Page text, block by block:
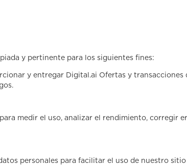
y pertinente para los siguientes fines:
y entregar Digital.ai Ofertas y transacciones
medir el uso, analizar el rendimiento, corregir
personales para facilitar el uso de nuestro